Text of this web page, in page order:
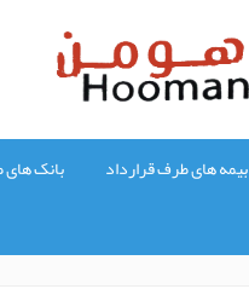
بیمه های طرف قرارداد بانک